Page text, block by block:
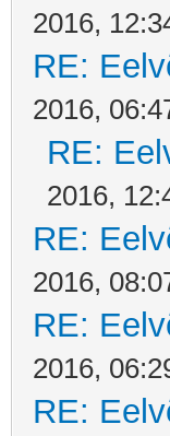
2016,
RE:
2016,
RE:
2016,
RE:
2016,
RE:
2016,
RE: